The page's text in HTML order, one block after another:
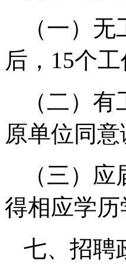
（一）
后，15个
（二）
原单位同
（三）
得相应学历
七、招聘